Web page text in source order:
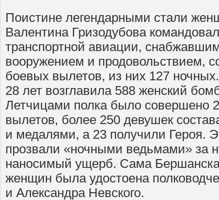
Поистине легендарными стали
Валентина Гризодубова
транспортной авиации,
вооружением и продовольствием,
боевых вылетов, из них 127
28 лет возглавила 588 женский
Летчицами полка было совершено
вылетов, более 250 девушек
и медалями, а 23 получили Героя.
прозвали «ночными ведьмами» за
наносимый ущерб. Сама
женщин была удостоена
и Александра Невского.